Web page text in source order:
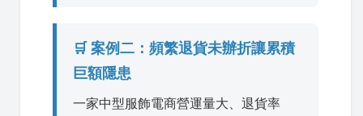
🛒 案例二：頻繁退貨未辦折讓累積
巨額隱患
一家中型服飾電商營運量大、退貨率